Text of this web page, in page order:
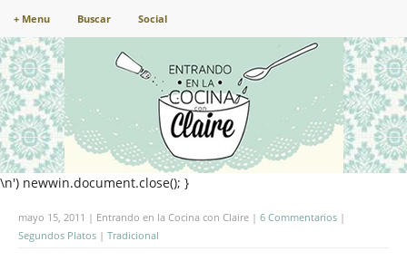
+ Menu Buscar Social
\n') newwin.document.close(); }
mayo 15, 2011 | Entrando en la Cocina con Claire | 6 Commentarios |
Segundos Platos | Tradicional